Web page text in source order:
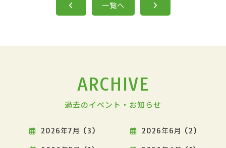
一覧へ
ARCHIVE
過去のイベント・お知らせ
2026年7月 (3) 2026年6月 (2)